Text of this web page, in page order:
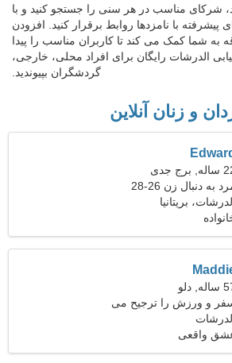
شرکای مناسب در هر سنی را جستجو کنید و با
پیشرفته با نامزدها روابط برقرار کنید. افزودن
به شما کمک می کند تا کاربران مناسب را پیدا
الدرشات رایگان برای افراد محلی، خارجی،
گردشگران بپیوندید.
و زنان آنلاین
برج جدی
به دنبال زن 26-28
بریتانیا
دلو
و ورزش را ترجیح می
واقعی